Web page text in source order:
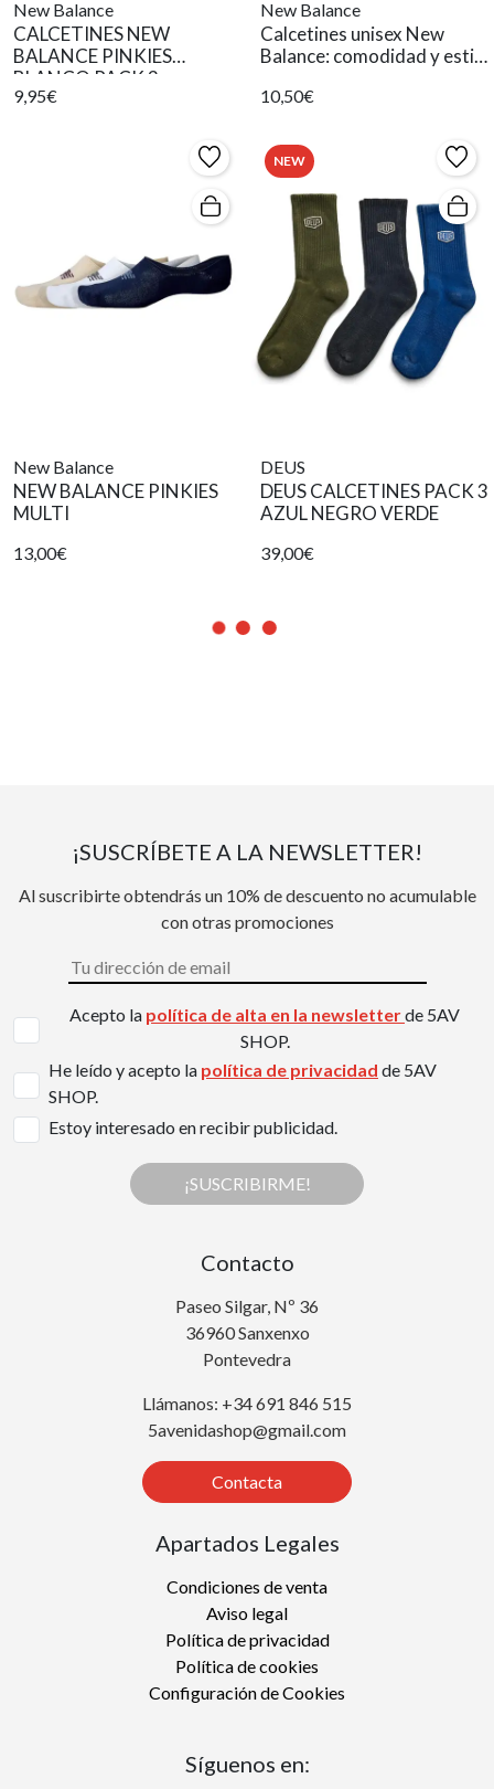
New Balance
CALCETINES NEW
BALANCE PINKIES
BLANCO PACK 3
9,95€
New Balance
Calcetines unisex New
Balance: comodidad y estilo
10,50€
New Balance
NEW BALANCE PINKIES
MULTI
13,00€
NEW
DEUS
DEUS CALCETINES PACK 3
AZUL NEGRO VERDE
39,00€
¡SUSCRÍBETE A LA NEWSLETTER!
Al suscribirte obtendrás un 10% de descuento no acumulable
con otras promociones
Acepto la política de alta en la newsletterde 5AV
SHOP.
He leído y acepto la política de privacidad de 5AV
SHOP.
Estoy interesado en recibir publicidad.
¡SUSCRIBIRME!
Contacto
Paseo Silgar, Nº 36
36960 Sanxenxo
Pontevedra
Llámanos: +34 691 846 515
5avenidashop@gmail.com
Contacta
Apartados Legales
Condiciones de venta
Aviso legal
Política de privacidad
Política de cookies
Configuración de Cookies
Síguenos en: